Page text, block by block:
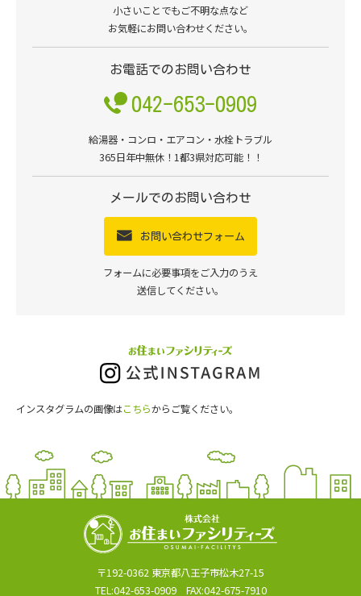
小さいことでもご不明な点など
お気軽にお問い合わせください。
お電話でのお問い合わせ
042-653-0909
給湯器・コンロ・エアコン・水栓トラブル
365日年中無休！1都3県対応可能！！
メールでのお問い合わせ
お問い合わせフォーム
フォームに必要事項をご入力のうえ
送信してください。
インスタグラムの画像はこちらからご覧ください。
〒192-0362 東京都八王子市松木27-15
TEL:042-653-0909 FAX:042-675-7910